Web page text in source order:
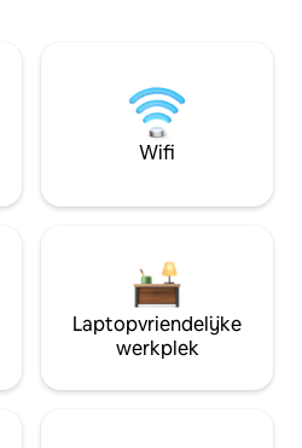
Wifi
Laptopvriendelijke
werkplek